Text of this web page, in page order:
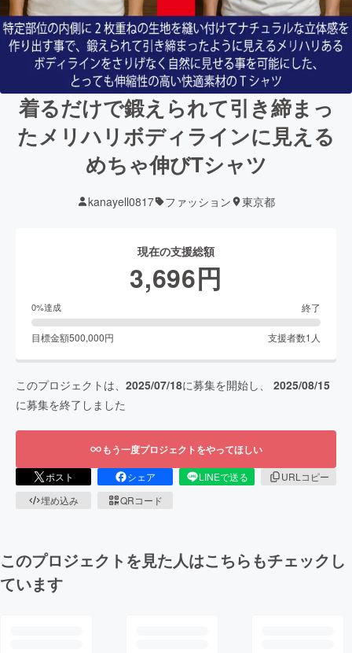
着るだけで鍛えられて引き締まっ
たメリハリボディラインに見える
めちゃ伸びTシャツ
kanayell0817 ファッション 東京都
現在の支援総額
3,696円
0%達成 終了
目標金額500,000円 支援者数1 人
このプロジェクトは、 2025/07/18に募集を開始し、 2025/08/15
に募集を終了しました
もう一度プロジェクトをやってほしい
ポスト シェア LINEで送る
URLコピー
埋め込み
QRコード
このプロジェクトを見た人はこちらもチェックし
ています